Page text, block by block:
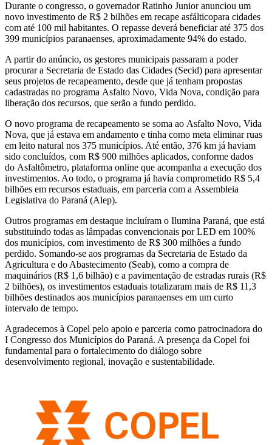
Durante o congresso, o governadorRatinho Junioranunciou um
novo investimento de R$ 2 bilhões em recape asfálticopara cidades
com até 100 mil habitantes. O repasse deverá beneficiar até 375 dos
399 municípios paranaenses, aproximadamente 94% do estado.
A partir do anúncio, os gestores municipais passaram a poder
procurar a Secretaria de Estado das Cidades (Secid) para apresentar
seus projetos de recapeamento, desde que já tenham propostas
cadastradas no programa Asfalto Novo, Vida Nova, condição para
liberação dos recursos, que serão a fundo perdido.
O novo programa de recapeamento se soma ao Asfalto Novo, Vida
Nova, que já estava em andamento e tinha como meta eliminar ruas
em leito natural nos 375 municípios. Até então, 376 km já haviam
sido concluídos, com R$ 900 milhões aplicados, conforme dados
do Asfaltômetro, plataforma online que acompanha a execução dos
investimentos. Ao todo, o programa já havia comprometido R$ 5,4
bilhões em recursos estaduais, em parceria com a Assembleia
Legislativa do Paraná (Alep).
Outros programas em destaque incluíram o Ilumina Paraná, que está
substituindo todas as lâmpadas convencionais por LED em 100%
dos municípios, com investimento de R$ 300 milhões a fundo
perdido. Somando-se aos programas da Secretaria de Estado da
Agricultura e do Abastecimento (Seab), como a compra de
maquinários (R$ 1,6 bilhão) e a pavimentação de estradas rurais (R$
2 bilhões), os investimentos estaduais totalizaram mais de R$ 11,3
bilhões destinados aos municípios paranaenses em um curto
intervalo de tempo.
Agradecemos à Copel pelo apoio e parceria como patrocinadora do
I Congresso dos Municípios do Paraná. A presença da Copel foi
fundamental para o fortalecimento do diálogo sobre
desenvolvimento regional, inovação e sustentabilidade.